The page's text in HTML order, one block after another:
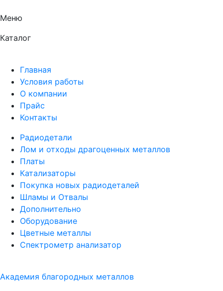
Меню
Каталог
Главная
Условия работы
О компании
Прайс
Контакты
Радиодетали
Лом и отходы драгоценных металлов
Платы
Катализаторы
Покупка новых радиодеталей
Шламы и Отвалы
Дополнительно
Оборудование
Цветные металлы
Спектрометр анализатор
Академия благородных металлов